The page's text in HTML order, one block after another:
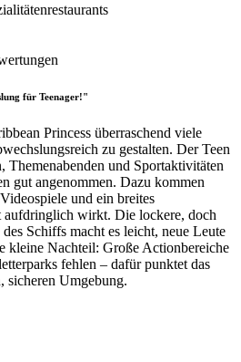
für Teenager!"
Princess überraschend viele
zu gestalten. Der Teen
Themenabenden und Sportaktivitäten
gut angenommen. Dazu kommen
und ein breites
aufdringlich wirkt. Die lockere, doch
Schiffs macht es leicht, neue Leute
kleine Nachteil: Große Actionbereiche
fehlen – dafür punktet das
sicheren Umgebung.